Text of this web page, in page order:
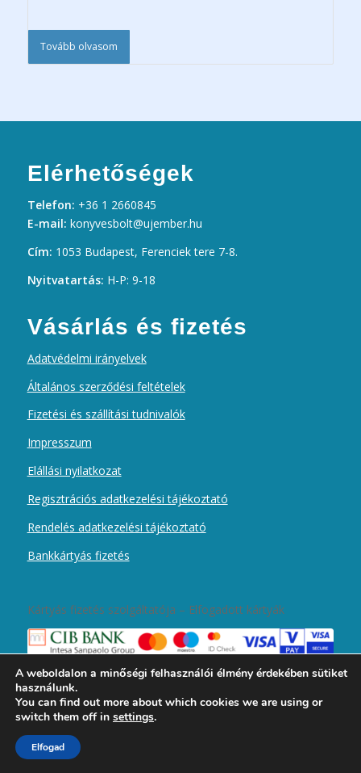
Tovább olvasom
Elérhetőségek
Telefon: +36 1 2660845
E-mail: konyvesbolt@ujember.hu
Cím: 1053 Budapest, Ferenciek tere 7-8.
Nyitvatartás: H-P: 9-18
Vásárlás és fizetés
Adatvédelmi irányelvek
Általános szerződési feltételek
Fizetési és szállítási tudnivalók
Impresszum
Elállási nyilatkozat
Regisztrációs adatkezelési tájékoztató
Rendelés adatkezelési tájékoztató
Bankkártyás fizetés
Kártyás fizetés szolgáltatója – Elfogadott kártyák
2019 © Copyright - Magyar Kurír Újember wobbolt -
Kriesi
A weboldalon a minőségi felhasználói élmény érdekében sütiket
használunk.
You can find out more about which cookies we are using or
switch them off in settings.
Elfogad